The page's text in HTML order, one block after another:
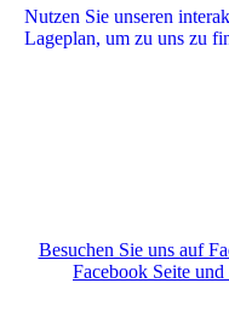
Nutzen Sie unseren
La­ge­plan, um zu uns zu
Besuchen Sie uns auf
Facebook Seite